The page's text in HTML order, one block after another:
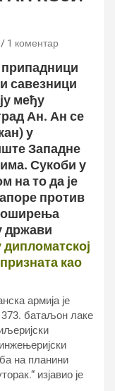
1 коментар
припадници
савезници
међу
Ан. Ан се
у
Западне
Сукоби у
на то да је
против
држави
дипломатској
као
армија је
373. батаљон лаке
на планини
изјавио је